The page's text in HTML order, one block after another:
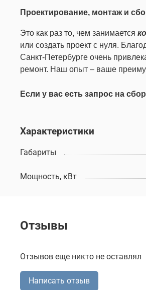
Проектирование, монтаж и
Это как раз то, чем занимается
или создать проект с нуля.
Санкт-Петербурге очень
ремонт. Наш опыт – ваше
Если у вас есть запрос на
Характеристики
Габариты
Мощность, кВт
Отзывы
Отзывов еще никто не оставлял
Написать отзыв